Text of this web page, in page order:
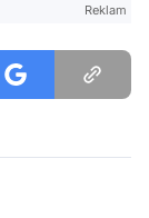
Reklam